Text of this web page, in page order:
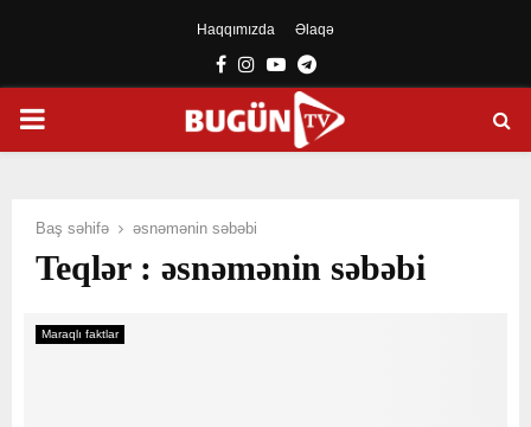
Haqqımızda Əlaqə
Facebook
Instagram
YoutubeTelegram
PRIMARY
Baş səhifə əsnəmənin səbəbi
Teqlər : əsnəmənin səbəbi
Maraqlı faktlar